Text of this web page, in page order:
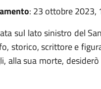
: 23 ottobre 2023,
sul lato sinistro del
storico, scrittore e
alla sua morte,